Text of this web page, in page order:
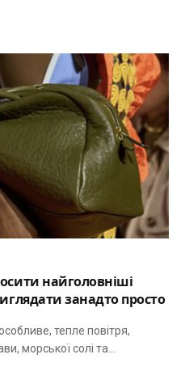
найголовніші
занадто просто
тепле повітря,
морської солі та…